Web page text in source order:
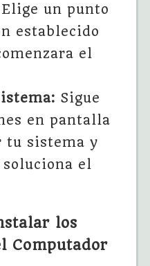
Elige un punto
establecido
el
Sigue
en pantalla
tu sistema y
el
los
Computador